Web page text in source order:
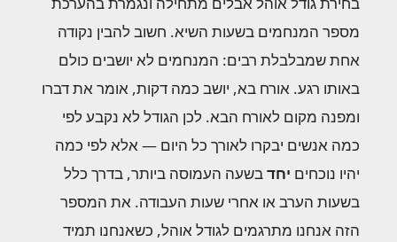
מספר המנחמים בשעות השיא. חשוב להבין נקודה
אחת שמבלבלת רבים: המנחמים לא יושבים כולם
באותו רגע. אורח בא, יושב כמה דקות, אומר את דברו
ומפנה מקום לאורח הבא. לכן הגודל לא נקבע לפי
כמה אנשים יבקרו לאורך כל היום — אלא לפי כמה
יהיו נוכחים יחדבשעה העמוסה ביותר, בדרך כלל
בשעות הערב או אחרי שעות העבודה. את המספר
הזה אנחנו מתרגמים לגודל אוהל, כשאנחנו תמיד